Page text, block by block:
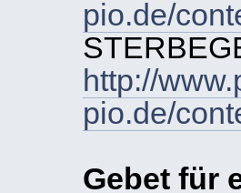
pio.de/
http://
pio.de/
Gebet für